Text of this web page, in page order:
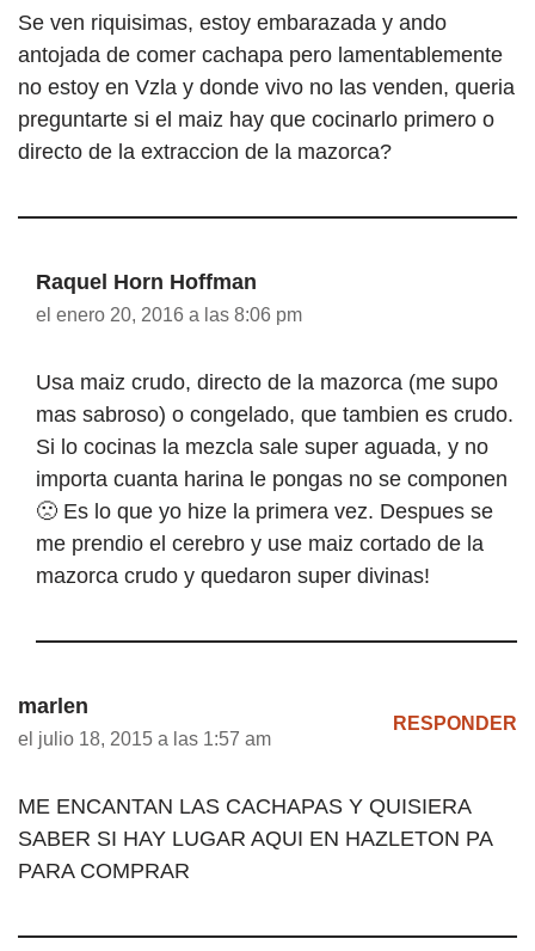
Se ven riquisimas, estoy embarazada y ando
antojada de comer cachapa pero lamentablemente
no estoy en Vzla y donde vivo no las venden, queria
preguntarte si el maiz hay que cocinarlo primero o
directo de la extraccion de la mazorca?
Raquel Horn Hoffman
el enero 20, 2016 a las 8:06 pm
Usa maiz crudo, directo de la mazorca (me supo
mas sabroso) o congelado, que tambien es crudo.
Si lo cocinas la mezcla sale super aguada, y no
importa cuanta harina le pongas no se componen
🙁 Es lo que yo hize la primera vez. Despues se
me prendio el cerebro y use maiz cortado de la
mazorca crudo y quedaron super divinas!
marlen
el julio 18, 2015 a las 1:57 am
RESPONDER
ME ENCANTAN LAS CACHAPAS Y QUISIERA
SABER SI HAY LUGAR AQUI EN HAZLETON PA
PARA COMPRAR